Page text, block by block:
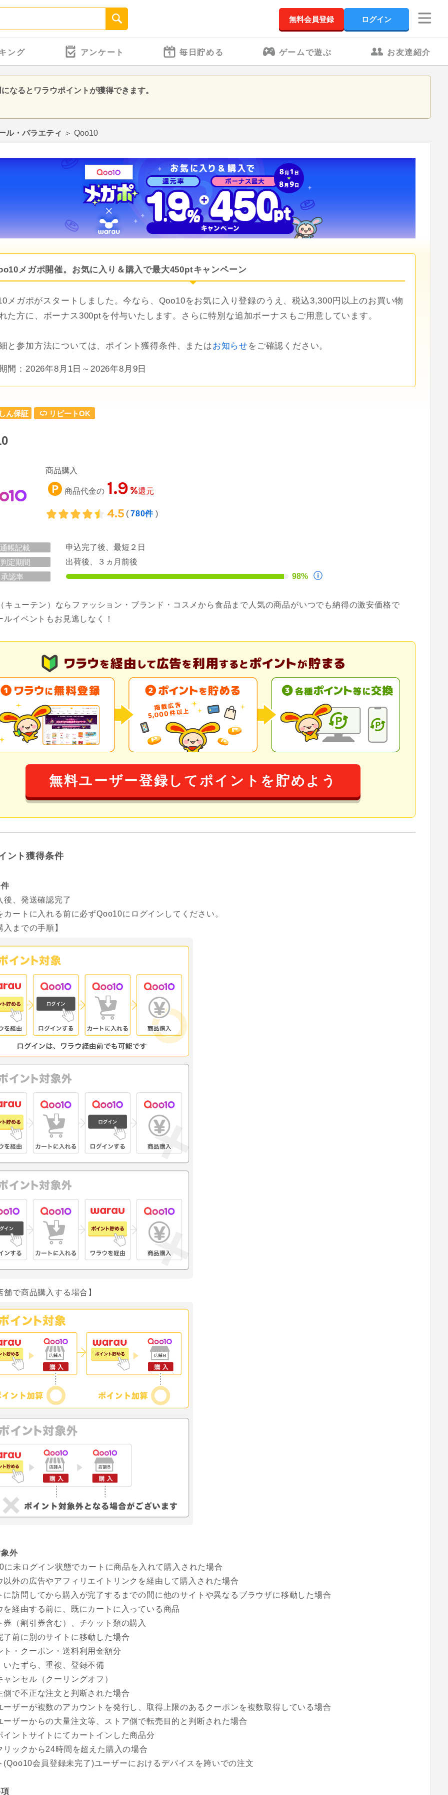
無料会員登録 ログイン
ング アンケート 毎日貯める ゲームで遊ぶ お友達紹介
なるとワラウポイントが獲得できます。
ル・バラエティ ＞ Qoo10
メガポ開催。お気に入り＆購入で最大450ptキャンペーン
メガポがスタートしました。今なら、Qoo10をお気に入り登録のうえ、税込3,300円以上のお買い物
た方に、ボーナス300ptを付与いたします。さらに特別な追加ボーナスもご用意しています。
と参加方法については、ポイント獲得条件、またはお知らせをご確認ください。
間：2026年8月1日～2026年8月9日
ん保証 リピートOK
商品購入
商品代金の 1.9%還元
4.5 ( 780件 )
帳記載
申込完了後、最短２日
定期間
出荷後、３ヵ月前後
承認率
98%
キューテン）ならファッション・ブランド・コスメから食品まで人気の商品がいつでも納得の激安価格で
ルイベントもお見逃しなく！
無料ユーザー登録してポイントを貯めよう
ント獲得条件
後、発送確認完了
ートに入れる前に必ずQoo10にログインしてください。
入までの手順】
舗で商品購入する場合】
外
に未ログイン状態でカートに商品を入れて購入された場合
以外の広告やアフィリエイトリンクを経由して購入された場合
に訪問してから購入が完了するまでの間に他のサイトや異なるブラウザに移動した場合
を経由する前に、既にカートに入っている商品
券（割引券含む）、チケット類の購入
了前に別のサイトに移動した場合
ト・クーポン・送料利用金額分
いたずら、重複、登録不備
ャンセル（クーリングオフ）
側で不正な注文と判断された場合
ーザーが複数のアカウントを発行し、取得上限のあるクーポンを複数取得している場合
ーザーからの大量注文等、ストア側で転売目的と判断された場合
イントサイトにてカートインした商品分
リックから24時間を超えた購入の場合
(Qoo10会員登録未完了)ユーザーにおけるデバイスを跨いでの注文